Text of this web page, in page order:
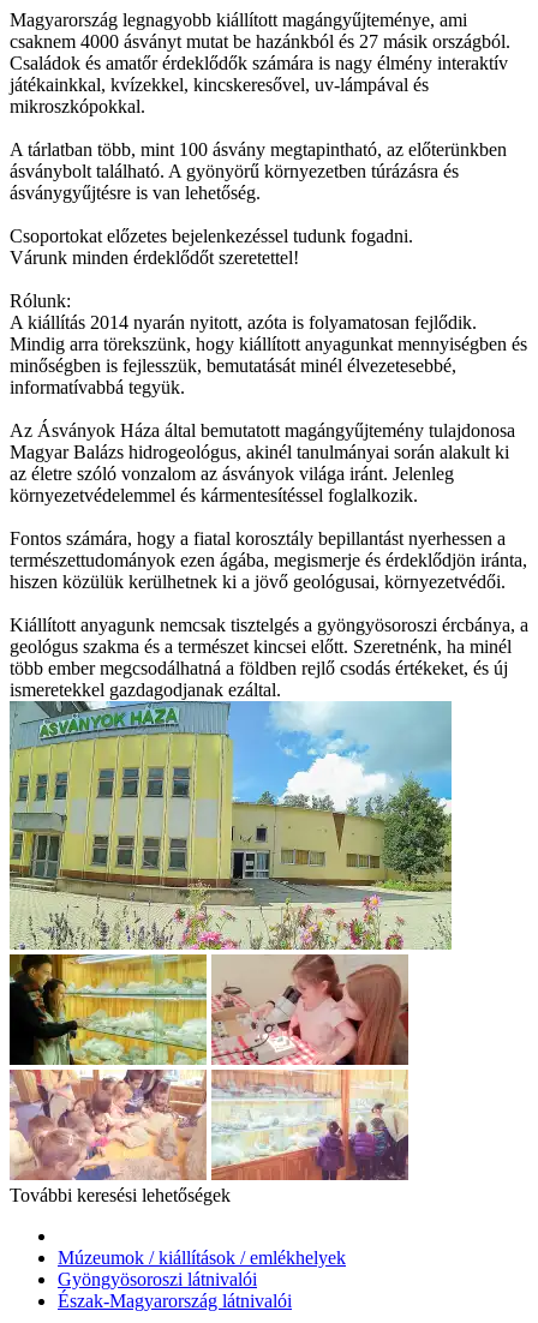
Magyarország legnagyobb kiállított magángyűjteménye, ami
csaknem 4000 ásványt mutat be hazánkból és 27 másik országból.
Családok és amatőr érdeklődők számára is nagy élmény interaktív
játékainkkal, kvízekkel, kincskeresővel, uv-lámpával és
mikroszkópokkal.
A tárlatban több, mint 100 ásvány megtapintható, az előterünkben
ásványbolt található. A gyönyörű környezetben túrázásra és
ásványgyűjtésre is van lehetőség.
Csoportokat előzetes bejelenkezéssel tudunk fogadni.
Várunk minden érdeklődőt szeretettel!
Rólunk:
A kiállítás 2014 nyarán nyitott, azóta is folyamatosan fejlődik.
Mindig arra törekszünk, hogy kiállított anyagunkat mennyiségben és
minőségben is fejlesszük, bemutatását minél élvezetesebbé,
informatívabbá tegyük.
Az Ásványok Háza által bemutatott magángyűjtemény tulajdonosa
Magyar Balázs hidrogeológus, akinél tanulmányai során alakult ki
az életre szóló vonzalom az ásványok világa iránt. Jelenleg
környezetvédelemmel és kármentesítéssel foglalkozik.
Fontos számára, hogy a fiatal korosztály bepillantást nyerhessen a
természettudományok ezen ágába, megismerje és érdeklődjön iránta,
hiszen közülük kerülhetnek ki a jövő geológusai, környezetvédői.
Kiállított anyagunk nemcsak tisztelgés a gyöngyösoroszi ércbánya, a
geológus szakma és a természet kincsei előtt. Szeretnénk, ha minél
több ember megcsodálhatná a földben rejlő csodás értékeket, és új
ismeretekkel gazdagodjanak ezáltal.
További keresési lehetőségek
Múzeumok / kiállítások / emlékhelyek
Gyöngyösoroszi látnivalói
Észak-Magyarország látnivalói